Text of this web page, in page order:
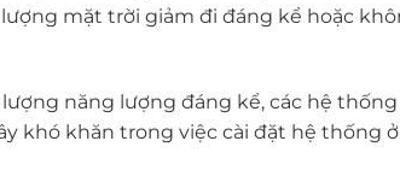
mặt trời giảm đi đáng kể hoặc
năng lượng đáng kể, các hệ thống
khó khăn trong việc cài đặt hệ thống ở